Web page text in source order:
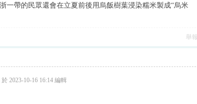
一帶的民眾還會在立夏前後用烏飯樹葉浸染糯米製成“烏米
舉報
2023-10-16 16:14 編輯